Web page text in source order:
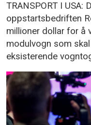
TRANSPORT I USA:
oppstartsbedriften
millioner dollar for å
modulvogn som
eksisterende